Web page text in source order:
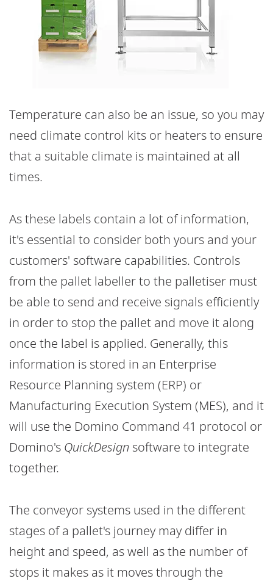
Temperature can also be an issue, so you may
need climate control kits or heaters to ensure
that a suitable climate is maintained at all
times.
As these labels contain a lot of information,
it's essential to consider both yours and your
customers' software capabilities. Controls
from the pallet labeller to the palletiser must
be able to send and receive signals efficiently
in order to stop the pallet and move it along
once the label is applied. Generally, this
information is stored in an Enterprise
Resource Planning system (ERP) or
Manufacturing Execution System (MES), and it
will use the Domino Command 41 protocol or
Domino's QuickDesign software to integrate
together.
The conveyor systems used in the different
stages of a pallet's journey may differ in
height and speed, as well as the number of
stops it makes as it moves through the